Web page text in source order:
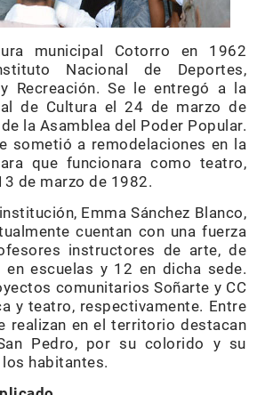
municipal Cotorro en 1962
Nacional de Deportes,
Recreación. Se le entregó a la
de Cultura el 24 de marzo de
la Asamblea del Poder Popular.
sometió a remodelaciones en la
que funcionara como teatro,
de marzo de 1982.
Emma Sánchez Blanco,
cuentan con una fuerza
instructores de arte, de
escuelas y 12 en dicha sede.
comunitarios Soñarte y CC
y teatro, respectivamente. Entre
realizan en el territorio destacan
Pedro, por su colorido y su
habitantes.